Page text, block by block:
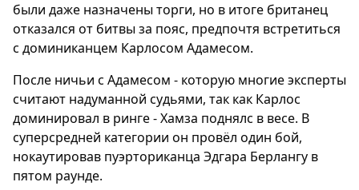
были даже назначены торги, но в итоге британец
отказался от битвы за пояс, предпочтя встретиться
с доминиканцем Карлосом Адамесом.
После ничьи с Адамесом - которую многие эксперты
считают надуманной судьями, так как Карлос
доминировал в ринге - Хамза поднялс в весе. В
суперсредней категории он провёл один бой,
нокаутировав пуэрториканца Эдгара Берлангу в
пятом раунде.